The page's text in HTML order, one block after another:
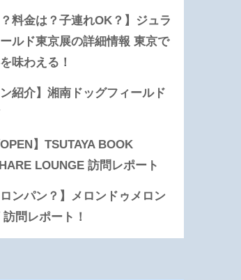
？料金は？子連れOK？】ジュラ
ルド東京展の詳細情報 東京で
味わえる！
ン紹介】湘南ドッグフィールド
OPEN】TSUTAYA BOOK
LOUNGE 訪問レポート
ロンパン？】メロンドゥメロン
問レポート！